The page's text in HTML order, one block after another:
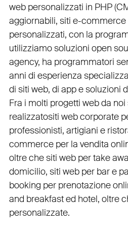
web personalizzati in PHP(
aggiornabili, siti e-commerce
personalizzati, con la
utilizziamo soluzioni open
agency, ha programmatori
anni di esperienza
di siti web, di app e soluzioni
Fra i molti progetti web da
realizzatositi web corporate
professionisti, artigiani e
commerceper la vendita
oltre chesiti web per take
domicilio, siti web per bare
booking per prenotazione
and breakfast ed hotel, oltre
personalizzate.